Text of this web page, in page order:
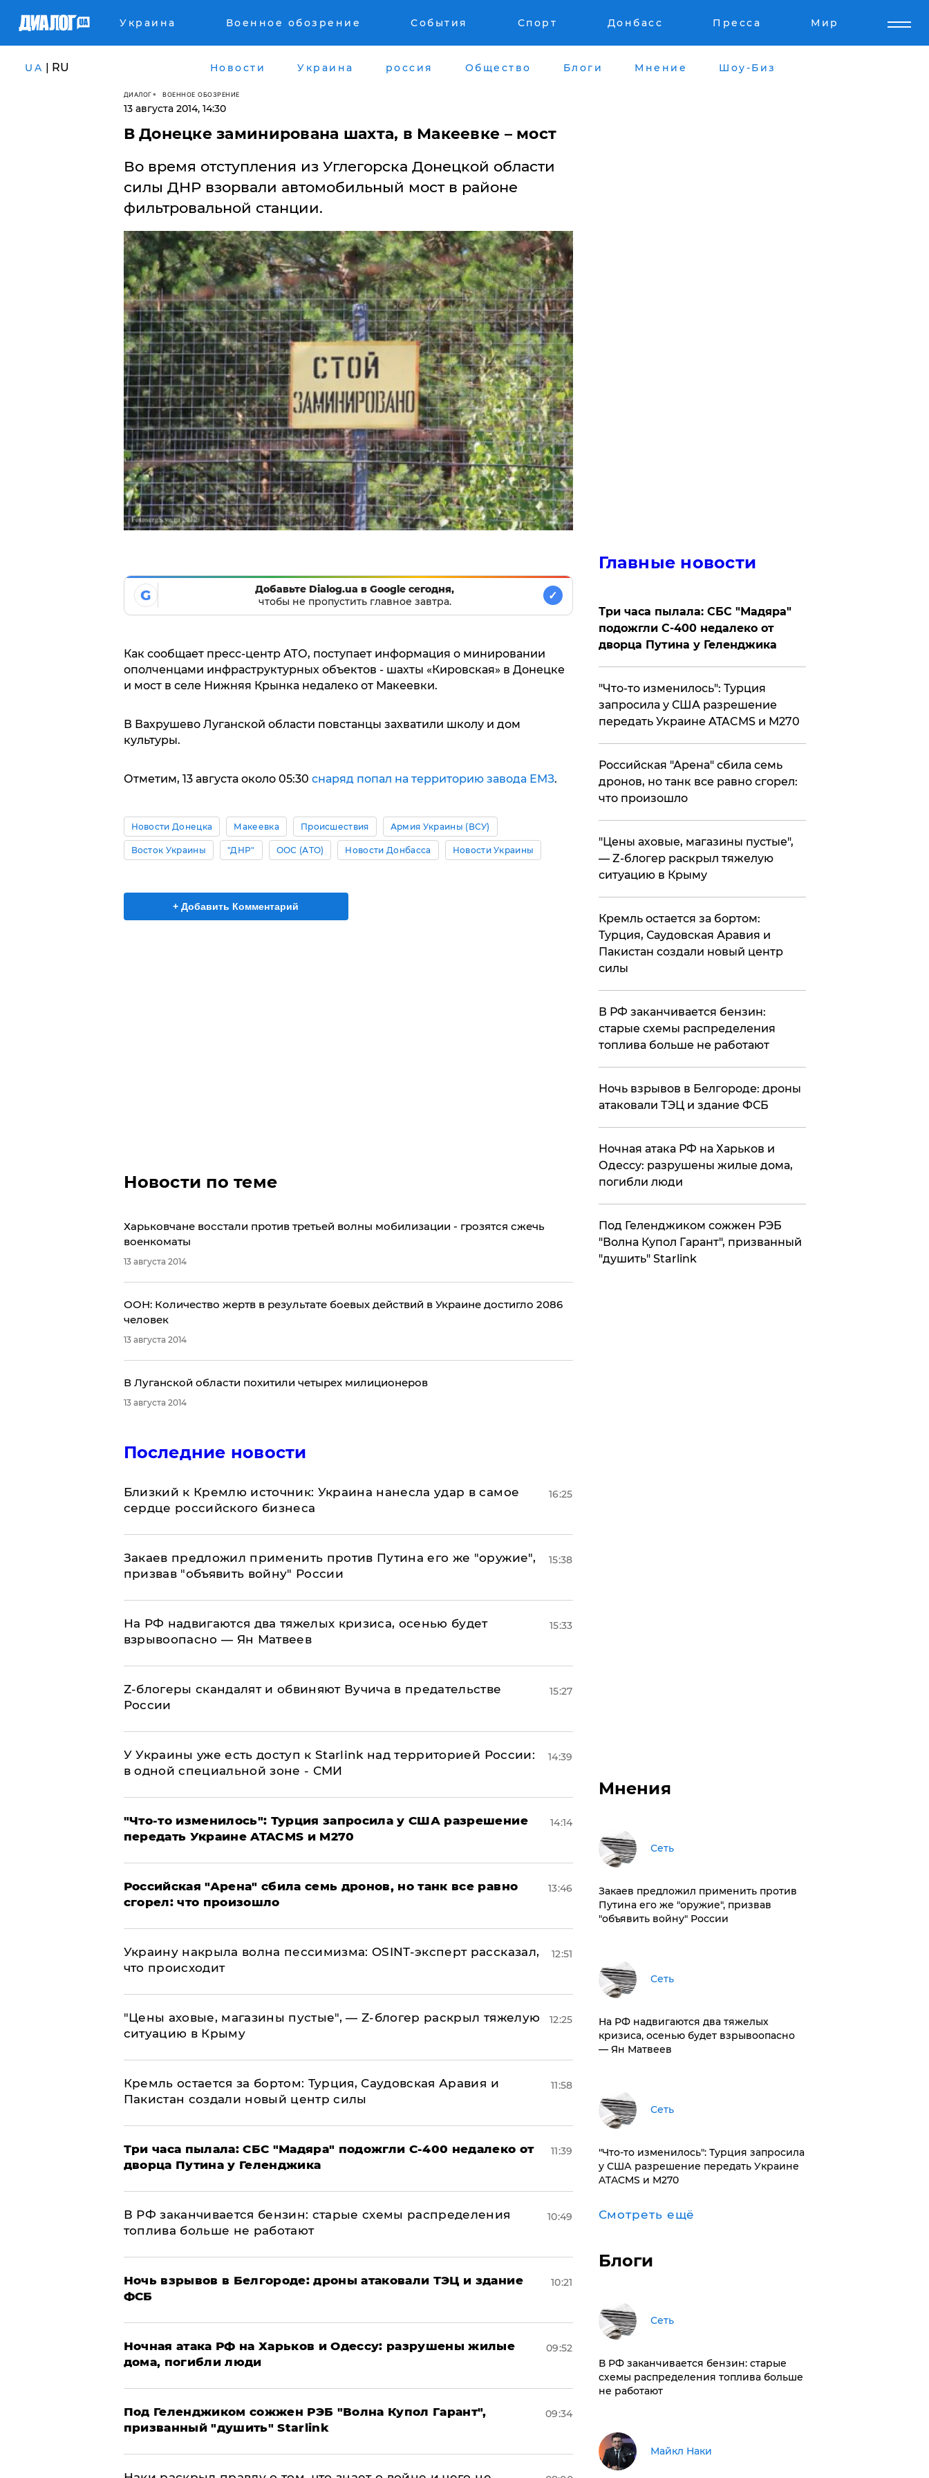
Украина Военное обозрение События Спорт Донбасс Пресса Мир
UA | RU Новости Украина россия Общество Блоги Мнение Шоу-Биз
ДИАЛОГ ВОЕННОЕ ОБОЗРЕНИЕ
13 августа 2014, 14:30
​В Донецке заминирована шахта, в Макеевке – мост
Во время отступления из Углегорска Донецкой области
силы ДНР взорвали автомобильный мост в районе
фильтровальной станции.
G
Добавьте Dialog.ua в Google сегодня,
чтобы не пропустить главное завтра.
✓
Как сообщает пресс-центр АТО, поступает информация о минировании
ополченцами инфраструктурных объектов - шахты «Кировская» в Донецке
и мост в селе Нижняя Крынка недалеко от Макеевки.
В Вахрушево Луганской области повстанцы захватили школу и дом
культуры.
Отметим, 13 августа около 05:30 снаряд попал на территорию завода ЕМЗ.
Новости Донецка Макеевка Происшествия Армия Украины (ВСУ)
Восток Украины "ДНР" ООС (АТО) Новости Донбасса Новости Украины
+ Добавить Комментарий
Новости по теме
​Харьковчане восстали против третьей волны мобилизации - грозятся сжечь
военкоматы
13 августа 2014
ООН: Количество жертв в результате боевых действий в Украине достигло 2086
человек
13 августа 2014
​В Луганской области похитили четырех милиционеров
13 августа 2014
Последние новости
Близкий к Кремлю источник: Украина нанесла удар в самое
сердце российского бизнеса
16:25
Закаев предложил применить против Путина его же "оружие",
призвав "объявить войну" России
15:38
На РФ надвигаются два тяжелых кризиса, осенью будет
взрывоопасно — Ян Матвеев
15:33
Z-блогеры скандалят и обвиняют Вучича в предательстве
России
15:27
У Украины уже есть доступ к Starlink над территорией России:
в одной специальной зоне - СМИ
14:39
​"Что-то изменилось": Турция запросила у США разрешение
передать Украине ATACMS и M270
14:14
​Российская "Арена" сбила семь дронов, но танк все равно
сгорел: что произошло
13:46
​Украину накрыла волна пессимизма: OSINT-эксперт рассказал,
что происходит
12:51
​"Цены аховые, магазины пустые", — Z-блогер раскрыл тяжелую
ситуацию в Крыму
12:25
​Кремль остается за бортом: Турция, Саудовская Аравия и
Пакистан создали новый центр силы
11:58
Три часа пылала: СБС "Мадяра" подожгли С-400 недалеко от
дворца Путина у Геленджика
11:39
​В РФ заканчивается бензин: старые схемы распределения
топлива больше не работают
10:49
​Ночь взрывов в Белгороде: дроны атаковали ТЭЦ и здание
ФСБ
10:21
​Ночная атака РФ на Харьков и Одессу: разрушены жилые
дома, погибли люди
09:52
Под Геленджиком сожжен РЭБ "Волна Купол Гарант",
призванный "душить" Starlink
09:34
Главные новости
Три часа пылала: СБС "Мадяра"
подожгли С-400 недалеко от
дворца Путина у Геленджика
​"Что-то изменилось": Турция
запросила у США разрешение
передать Украине ATACMS и M270
​Российская "Арена" сбила семь
дронов, но танк все равно сгорел:
что произошло
​"Цены аховые, магазины пустые",
— Z-блогер раскрыл тяжелую
ситуацию в Крыму
​Кремль остается за бортом:
Турция, Саудовская Аравия и
Пакистан создали новый центр
силы
​В РФ заканчивается бензин:
старые схемы распределения
топлива больше не работают
​Ночь взрывов в Белгороде: дроны
атаковали ТЭЦ и здание ФСБ
​Ночная атака РФ на Харьков и
Одессу: разрушены жилые дома,
погибли люди
Под Геленджиком сожжен РЭБ
"Волна Купол Гарант", призванный
"душить" Starlink
Мнения
Сеть
Закаев предложил применить против
Путина его же "оружие", призвав
"объявить войну" России
Сеть
На РФ надвигаются два тяжелых
кризиса, осенью будет взрывоопасно
— Ян Матвеев
Сеть
​"Что-то изменилось": Турция запросила
у США разрешение передать Украине
ATACMS и M270
Смотреть ещё
Блоги
Сеть
​В РФ заканчивается бензин: старые
схемы распределения топлива больше
не работают
Майкл Наки